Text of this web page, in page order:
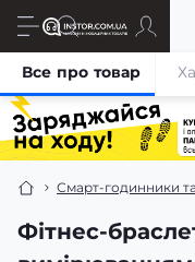
Смарт-годинники
Фітнес-
Все про товар